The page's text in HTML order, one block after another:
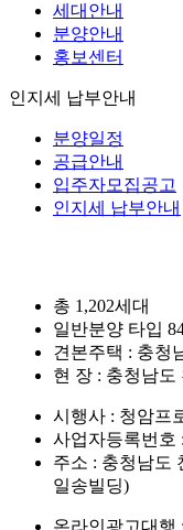
세대안내
분양안내
홍보센터
인지세 납부안내
분양일정
공급안내
입주자모집공고
인지세 납부안내
총 1,202세대
일반분양 타입
견본주택 : 충청
현 장 : 충청남도
시행사 : 청암프
사업자등록번호
주소 : 충청남도
일송빌딩)